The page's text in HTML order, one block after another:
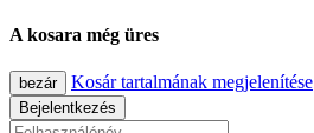
A kosara még üres
bezár Kosár tartalmának megjelenítése
Bejelentkezés